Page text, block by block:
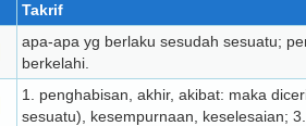
Takrif
apa-apa yg berlaku sesudah sesuatu;
berkelahi.
1. penghabisan, akhir, akibat: maka
sesuatu), kesempurnaan, keselesaian;